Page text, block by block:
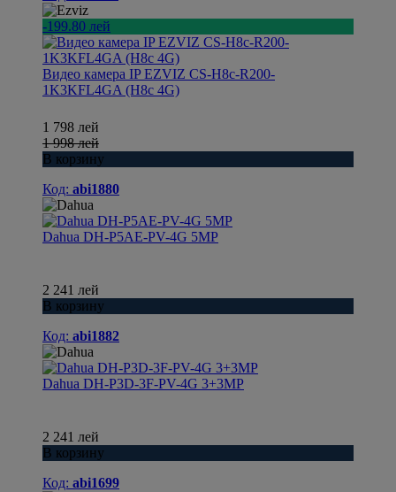
-199.80 лей
Видео камера IP EZVIZ CS-H8c-R200-
1K3KFL4GA (H8c 4G)
1 798 лей
1 998 лей
В корзину
Код: abi1880
Dahua DH-P5AE-PV-4G 5MP
2 241 лей
В корзину
Код: abi1882
Dahua DH-P3D-3F-PV-4G 3+3MP
2 241 лей
В корзину
Код: abi1699